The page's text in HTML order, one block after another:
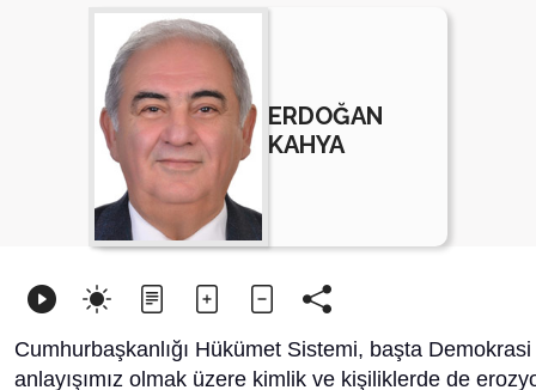
ERDOĞAN
KAHYA
Cumhurbaşkanlığı Hükümet Sistemi, başta Demokrasi
anlayışımız olmak üzere kimlik ve kişiliklerde de